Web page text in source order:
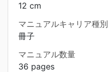
12 cm
マニュアルキャリア種別
冊子
マニュアル数量
36 pages